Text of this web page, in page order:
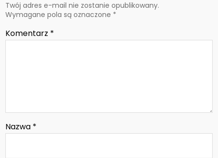
Twój adres e-mail nie zostanie opublikowany.
Wymagane pola są oznaczone *
Komentarz *
Nazwa *